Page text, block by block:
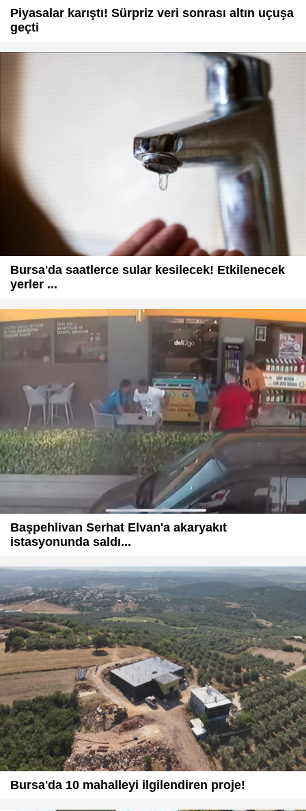
Piyasalar karıştı! Sürpriz veri sonrası altın uçuşa
geçti
Bursa'da saatlerce sular kesilecek! Etkilenecek
yerler ...
Başpehlivan Serhat Elvan'a akaryakıt
istasyonunda saldı...
Bursa'da 10 mahalleyi ilgilendiren proje!